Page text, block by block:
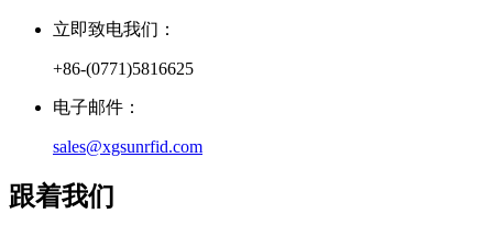
立即致电我们：
+86-(0771)5816625
电子邮件：
sales@xgsunrfid.com
跟着我们